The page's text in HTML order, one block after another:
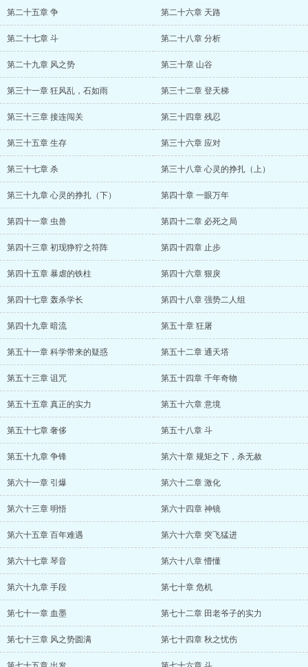
第二十五章 争 第二十六章 天路
第二十七章 斗 第二十八章 分析
第二十九章 风之势 第三十章 山谷
第三十一章 狂风乱，石如雨 第三十二章 登天梯
第三十三章 接连闯关 第三十四章 残忍
第三十五章 生存 第三十六章 应对
第三十七章 杀 第三十八章 心灵的挣扎（上）
第三十九章 心灵的挣扎（下） 第四十章 一眼万年
第四十一章 虫兽 第四十二章 必死之局
第四十三章 初现狰狞之符阵 第四十四章 止步
第四十五章 暴虐的铁柱 第四十六章 狠戾
第四十七章 轰杀学长 第四十八章 强势二人组
第四十九章 暗流 第五十章 狂屠
第五十一章 科学带来的疑惑 第五十二章 通天塔
第五十三章 诅咒 第五十四章 千年奇物
第五十五章 真正的实力 第五十六章 意境
第五十七章 奢侈 第五十八章 斗
第五十九章 争锋 第六十章 规矩之下，杀无赦
第六十一章 引爆 第六十二章 激化
第六十三章 明悟 第六十四章 神镜
第六十五章 百年难遇 第六十六章 突飞猛进
第六十七章 琴音 第六十八章 懵懂
第六十九章 手段 第七十章 危机
第七十一章 血墨 第七十二章 田老爷子的实力
第七十三章 风之势圆满 第七十四章 秋之忧伤